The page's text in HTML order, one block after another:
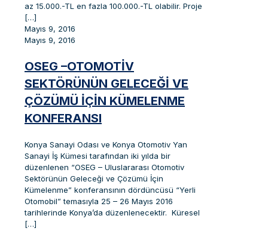
az 15.000.-TL en fazla 100.000.-TL olabilir. Proje
[…]
Mayıs 9, 2016
Mayıs 9, 2016
OSEG –OTOMOTIV
SEKTÖRÜNÜN GELECEĞI VE
ÇÖZÜMÜ IÇIN KÜMELENME
KONFERANSI
Konya Sanayi Odası ve Konya Otomotiv Yan
Sanayi İş Kümesi tarafından iki yılda bir
düzenlenen “OSEG – Uluslararası Otomotiv
Sektörünün Geleceği ve Çözümü İçin
Kümelenme” konferansının dördüncüsü “Yerli
Otomobil” temasıyla 25 – 26 Mayıs 2016
tarihlerinde Konya’da düzenlenecektir. ​ Küresel
[…]